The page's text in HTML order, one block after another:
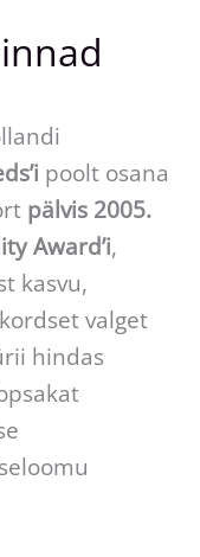
poolt osana
pälvis 2005.
Award’i,
kasvu,
valget
hindas